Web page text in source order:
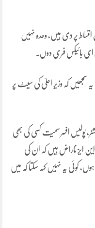
ہزار ای بائیکس اقساط پر دی ہیں، وعدہ نہیں
ای بائیکس فری دوں۔
یہ سمجھیں کہ وزیرِ اعلیٰ کی سیٹ پر
پولیس افسر سمیت کسی کی بھی
ایز ناراض ہیں کہ ان کی
کوئی یہ نہیں کہہ سکتا کہ میں